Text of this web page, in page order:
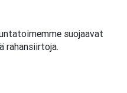
suojaavat
rahansiirtoja.